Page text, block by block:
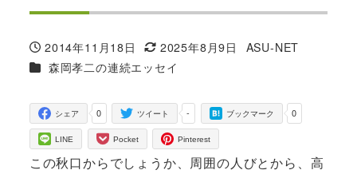
投稿日
2014年11月18日
更新日
2025年8月9日
著
ASU-NET
カテゴリー
森岡孝二の連続エッセイ
0
シェア -
ツイート 0
ブックマーク
LINE Pocket Pinterest
この秋口からでしょうか、周囲の人びとから、高